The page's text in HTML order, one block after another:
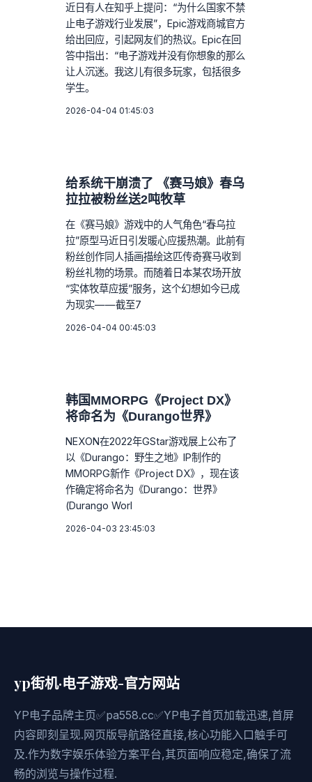
近日有人在知乎上提问：“为什么国家不禁
止电子游戏行业发展”，Epic游戏商城官方
给出回应，引起网友们的热议。Epic在回
答中指出：“电子游戏并没有你想象的那么
让人沉迷。我这儿有很多玩家，包括很多
学生。
2026-04-04 01:45:03
给系统干崩溃了 《赛马娘》春乌
拉拉被粉丝送2吨牧草
在《赛马娘》游戏中的人气角色“春乌拉
拉”原型马近日引发暖心应援热潮。此前有
粉丝创作同人插画描绘这匹传奇赛马收到
粉丝礼物的场景。而随着日本某农场开放
“实体牧草应援”服务，这个幻想如今已成
为现实——截至7
2026-04-04 00:45:03
韩国MMORPG《Project DX》
将命名为《Durango世界》
NEXON在2022年GStar游戏展上公布了
以《Durango：野生之地》IP制作的
MMORPG新作《Project DX》，现在该
作确定将命名为《Durango：世界》
(Durango Worl
2026-04-03 23:45:03
yp街机·电子游戏-官方网站
YP电子品牌主页✅pa558.cc✅YP电子首页加载迅速,首屏
内容即刻呈现.网页版导航路径直接,核心功能入口触手可
及.作为数字娱乐体验方案平台,其页面响应稳定,确保了流
畅的浏览与操作过程.